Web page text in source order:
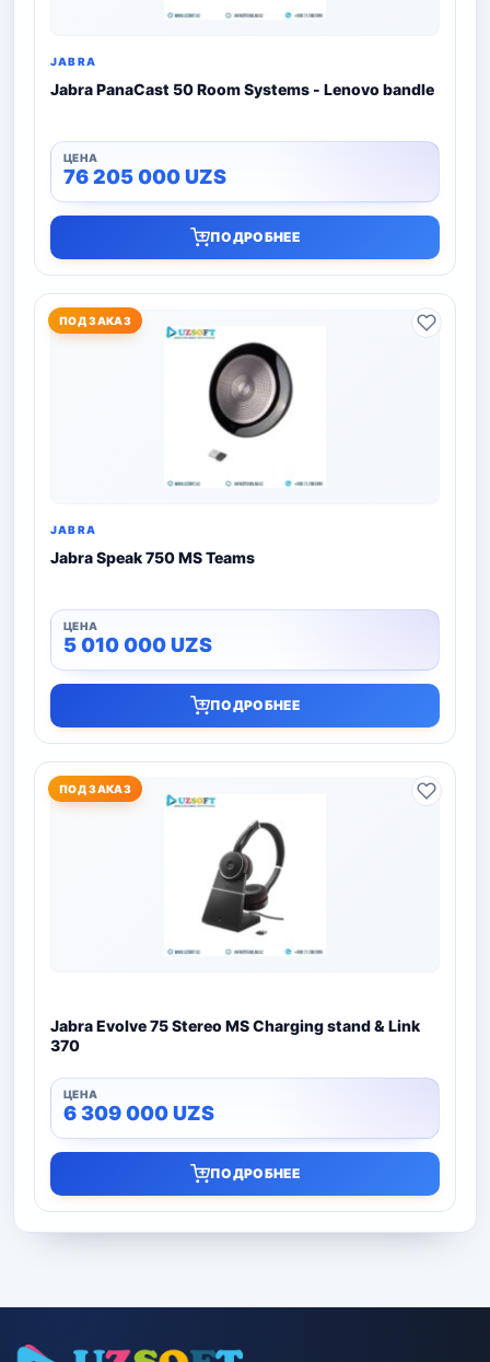
JABRA
Jabra PanaCast 50 Room Systems - Lenovo bandle
76 205 000UZS
ПОДРОБНЕЕ
ПОД ЗАКАЗ
JABRA
Jabra Speak 750 MS Teams
5 010 000UZS
ПОДРОБНЕЕ
ПОД ЗАКАЗ
Jabra Evolve 75 Stereo MS Charging stand & Link
370
6 309 000UZS
ПОДРОБНЕЕ